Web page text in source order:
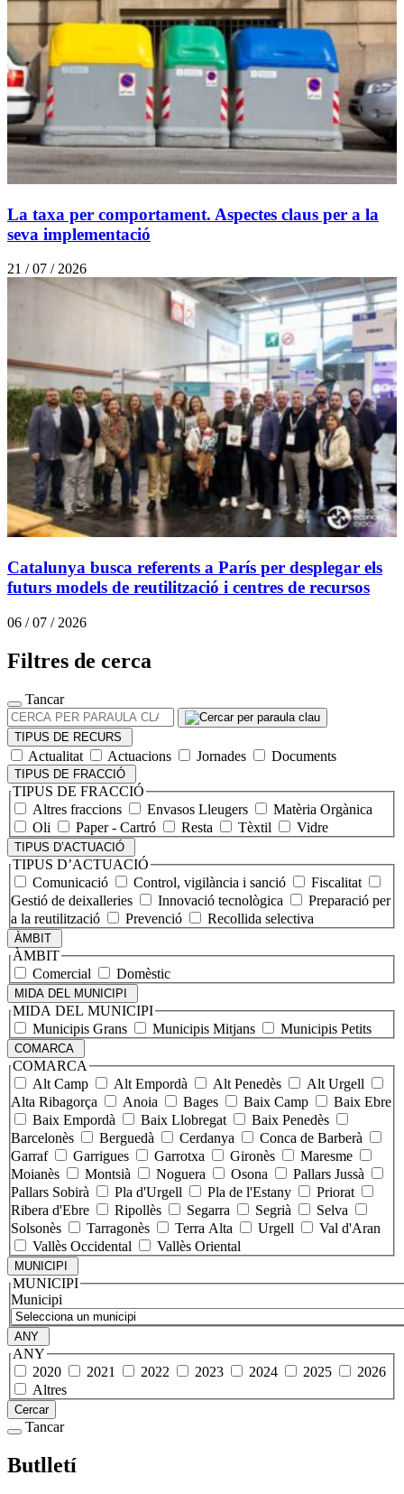
La taxa per comportament. Aspectes claus per a la
seva implementació
21 / 07 / 2026
Catalunya busca referents a París per desplegar els
futurs models de reutilització i centres de recursos
06 / 07 / 2026
Filtres de cerca
Tancar
CERCA
PER
PARAULA
CLAU
TIPUS DE RECURS
Actualitat Actuacions Jornades Documents
TIPUS DE FRACCIÓ
TIPUS DE FRACCIÓ
Altres fraccions
Envasos Lleugers
Matèria Orgànica
Oli
Paper - Cartró Resta Tèxtil Vidre
TIPUS D’ACTUACIÓ
TIPUS D’ACTUACIÓ
Comunicació
Control, vigilància i sanció
Fiscalitat
Gestió de deixalleries
Innovació tecnològica
Preparació per
a la reutilització
Prevenció Recollida selectiva
ÀMBIT
ÀMBIT
Comercial
Domèstic
MIDA DEL MUNICIPI
MIDA DEL MUNICIPI
Municipis Grans
Municipis Mitjans Municipis Petits
COMARCA
COMARCA
Alt Camp
Alt Empordà Alt Penedès
Alt Urgell
Alta Ribagorça
Anoia Bages Baix Camp
Baix Ebre
Baix Empordà
Baix Llobregat
Baix Penedès
Barcelonès
Berguedà Cerdanya
Conca de Barberà
Garraf
Garrigues Garrotxa Gironès
Maresme
Moianès
Montsià Noguera Osona
Pallars Jussà
Pallars Sobirà
Pla d'Urgell Pla de l'Estany
Priorat
Ribera d'Ebre
Ripollès Segarra Segrià
Selva
Solsonès
Tarragonès Terra Alta Urgell
Val d'Aran
Vallès Occidental
Vallès Oriental
MUNICIPI
MUNICIPI
Municipi
ANY
ANY
2020
2021 2022 2023 2024 2025
2026
Altres
Cercar
Tancar
Butlletí